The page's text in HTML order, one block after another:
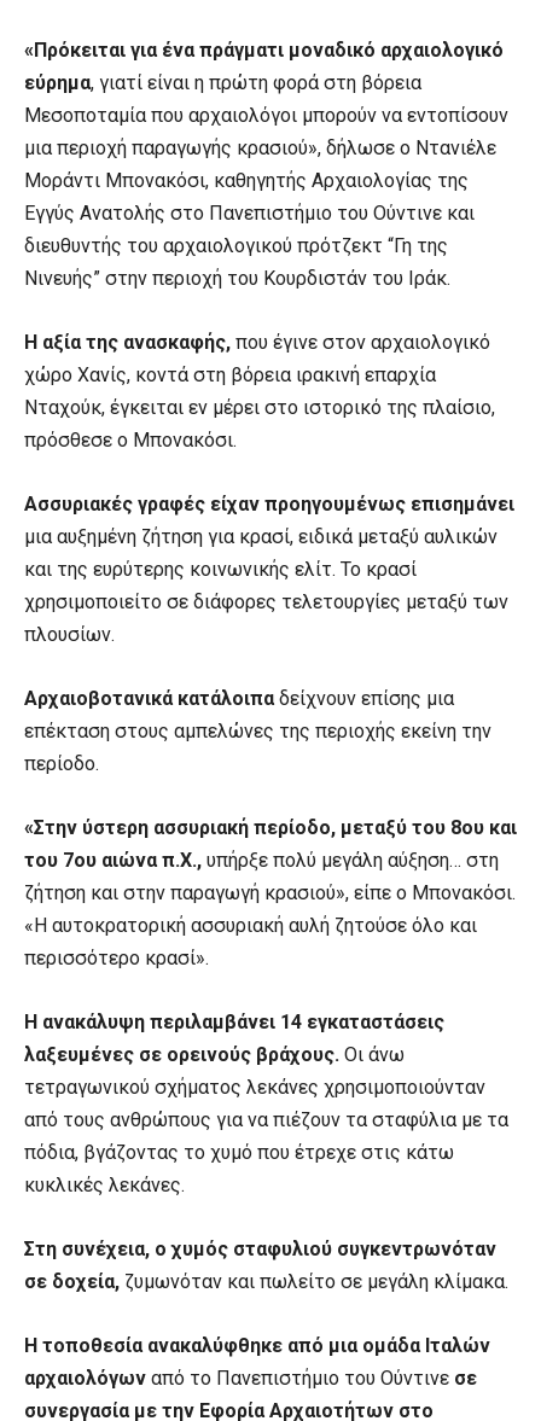
«Πρόκειται για ένα πράγματι μοναδικό αρχαιολογικό
εύρημα, γιατί είναι η πρώτη φορά στη βόρεια
Μεσοποταμία που αρχαιολόγοι μπορούν να εντοπίσουν
μια περιοχή παραγωγής κρασιού», δήλωσε ο Ντανιέλε
Μοράντι Μπονακόσι, καθηγητής Αρχαιολογίας της
Εγγύς Ανατολής στο Πανεπιστήμιο του Ούντινε και
διευθυντής του αρχαιολογικού πρότζεκτ “Γη της
Νινευής” στην περιοχή του Κουρδιστάν του Ιράκ.
Η αξία της ανασκαφής, που έγινε στον αρχαιολογικό
χώρο Χανίς, κοντά στη βόρεια ιρακινή επαρχία
Νταχούκ, έγκειται εν μέρει στο ιστορικό της πλαίσιο,
πρόσθεσε ο Μπονακόσι.
Ασσυριακές γραφές είχαν προηγουμένως επισημάνει
μια αυξημένη ζήτηση για κρασί, ειδικά μεταξύ αυλικών
και της ευρύτερης κοινωνικής ελίτ. Το κρασί
χρησιμοποιείτο σε διάφορες τελετουργίες μεταξύ των
πλουσίων.
Αρχαιοβοτανικά κατάλοιπαδείχνουν επίσης μια
επέκταση στους αμπελώνες της περιοχής εκείνη την
περίοδο.
«Στην ύστερη ασσυριακή περίοδο, μεταξύ του 8ου και
του 7ου αιώνα π.Χ., υπήρξε πολύ μεγάλη αύξηση… στη
ζήτηση και στην παραγωγή κρασιού», είπε ο Μπονακόσι.
«Η αυτοκρατορική ασσυριακή αυλή ζητούσε όλο και
περισσότερο κρασί».
Η ανακάλυψη περιλαμβάνει 14 εγκαταστάσεις
λαξευμένες σε ορεινούς βράχους. Οι άνω
τετραγωνικού σχήματος λεκάνες χρησιμοποιούνταν
από τους ανθρώπους για να πιέζουν τα σταφύλια με τα
πόδια, βγάζοντας το χυμό που έτρεχε στις κάτω
κυκλικές λεκάνες.
Στη συνέχεια, ο χυμός σταφυλιού συγκεντρωνόταν
σε δοχεία, ζυμωνόταν και πωλείτο σε μεγάλη κλίμακα.
Η τοποθεσία ανακαλύφθηκε από μια ομάδα Ιταλών
αρχαιολόγων από το Πανεπιστήμιο του Ούντινε σε
συνεργασία με την Εφορία Αρχαιοτήτων στο